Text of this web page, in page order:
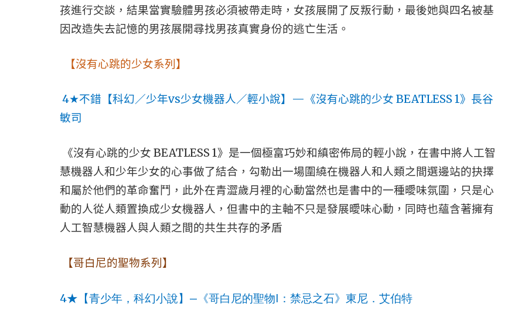
孩進行交談，結果當實驗體男孩必須被帶走時，女孩展開了反叛行動，最後她與四名被基
因改造失去記憶的男孩展開尋找男孩真實身份的逃亡生活。
【沒有心跳的少女系列 】
4★不錯【科幻／少年vs少女機器人／輕小說】 — 《沒有心跳的少女 BEATLESS 1》長谷
敏司
《沒有心跳的少女 BEATLESS 1》是一個極富巧妙和縝密佈局的輕小說，在書中將人工智
慧機器人和少年少女的心事做了結合，勾勒出一場圍繞在機器人和人類之間選邊站的抉擇
和屬於他們的革命奮鬥，此外在青澀歲月裡的心動當然也是書中的一種曖味氛圍，只是心
動的人從人類置換成少女機器人，但書中的主軸不只是發展曖味心動，同時也蘊含著擁有
人工智慧機器人與人類之間的共生共存的矛盾
【哥白尼的聖物系列】
4★ 【青少年，科幻小說】 — 《哥白尼的聖物I ：禁忌之石》東尼．艾伯特